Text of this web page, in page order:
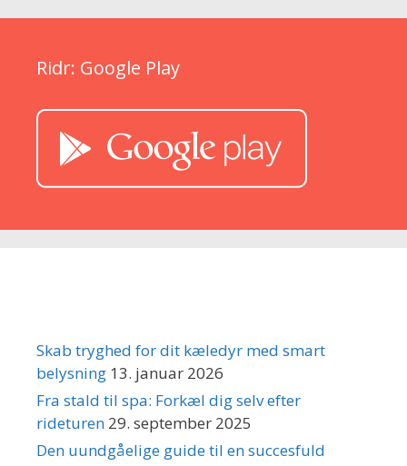
Ridr: Google Play
Skab tryghed for dit kæledyr med smart
belysning 13. januar 2026
Fra stald til spa: Forkæl dig selv efter
rideturen 29. september 2025
Den uundgåelige guide til en succesfuld